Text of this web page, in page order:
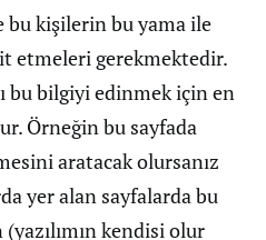
bu kişilerin bu yama ile
etmeleri gerekmektedir.
bu bilgiyi edinmek için en
Örneğin bu sayfada
aratacak olursanız
yer alan sayfalarda bu
kendisi olur